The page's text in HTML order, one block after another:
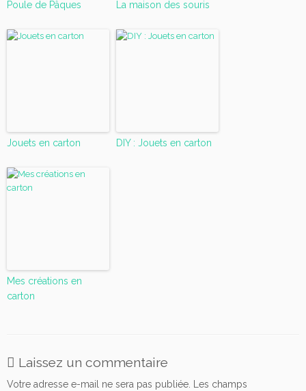
Poule de Pâques La maison des souris
Jouets en carton DIY : Jouets en carton
Mes créations en
carton
Laissez un commentaire
Votre adresse e-mail ne sera pas publiée. Les champs